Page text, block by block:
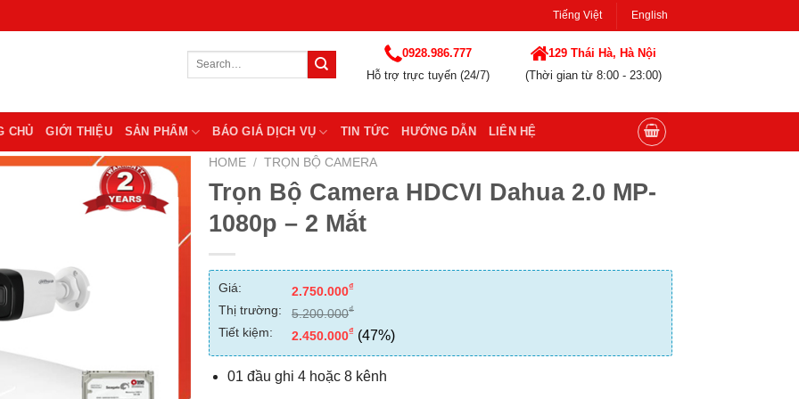
Tiếng Việt English
Search
0928.986.777
Hỗ trợ trực tuyến (24/7)
129 Thái Hà, Hà Nội
(Thời gian từ 8:00 - 23:00)
CHỦ GIỚI THIỆU SẢN PHẨM BÁO GIÁ DỊCH VỤ TIN TỨC HƯỚNG DẪN LIÊN HỆ
HOME / TRỌN BỘ CAMERA
Trọn Bộ Camera HDCVI Dahua 2.0 MP-
1080p – 2 Mắt
Giá: 2.750.000₫
Thị trường: 5.200.000₫
Tiết kiệm: 2.450.000₫ (47%)
01 đầu ghi 4 hoặc 8 kênh